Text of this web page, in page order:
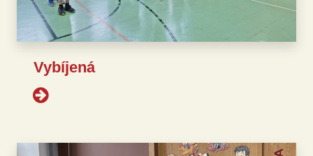
Vybíjená